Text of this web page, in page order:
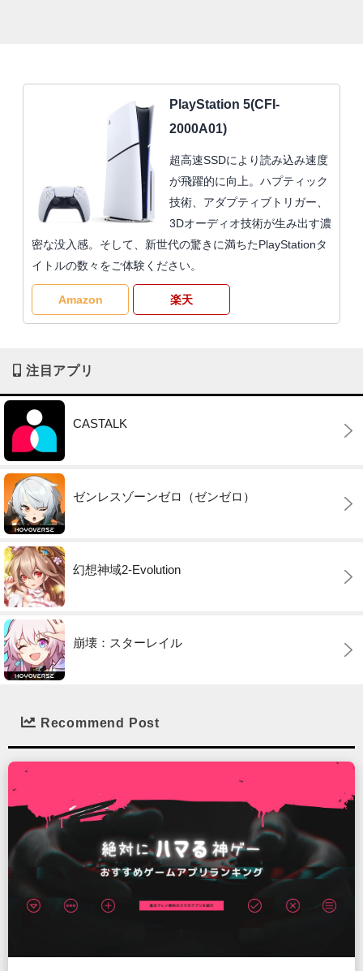
PlayStation 5(CFI-
2000A01)
超高速SSDにより読み込み速度
が飛躍的に向上。ハプティック
技術、アダプティブトリガー、
3Dオーディオ技術が生み出す濃
密な没入感。そして、新世代の驚きに満ちたPlayStationタ
イトルの数々をご体験ください。
Amazon 楽天
注目アプリ
CASTALK
ゼンレスゾーンゼロ（ゼンゼロ）
幻想神域2-Evolution
崩壊：スターレイル
Recommend Post